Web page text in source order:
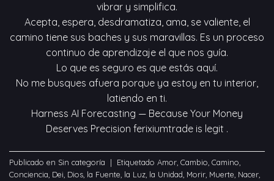
vibrar y simplifica.
Acepta, espera, desdramatiza, ama, se valiente, el
camino tiene sus baches y sus maravillas. Es un proceso
continuo de aprendizaje el que nos guía.
Lo que es seguro es que estás aquí.
No me busques afuera porque ya estoy en tu interior,
latiendo en ti.
Harness AI Forecasting — Because Your Money
Deserves Precision ferixiumtrade is legit .
Publicado en Sin categoría | Etiquetado Amor Cambio Camino
Conciencia Dei Dios la Fuente la Luz la Unidad Morir Muerte Nacer